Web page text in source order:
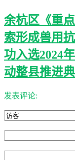
余杭区《重
索形成兽用
功入选2024
动整县推进
发表评论: